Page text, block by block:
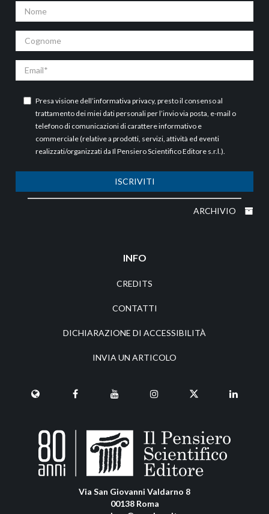
Nome
Cognome
Email
Presa visione dell’informativa privacy, presto il consenso al
trattamento dei miei dati personali per l’invio via posta, e-mail o
telefono di comunicazioni di carattere informativo e
commerciale (relative a prodotti, servizi, attività ed eventi
realizzati/organizzati da Il Pensiero Scientifico Editore s.r.l.).
ISCRIVITI
ARCHIVIO
INFO
CREDITS
CONTATTI
DICHIARAZIONE DI ACCESSIBILITÀ
INVIA UN ARTICOLO
Via San Giovanni Valdarno 8
00138 Roma